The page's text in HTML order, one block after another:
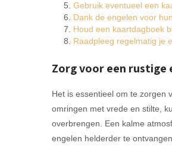
Gebruik eventueel een
Dank de engelen voor
Houd een kaartdagboek
Raadpleeg regelmatig je
Zorg voor een rustige
Het is essentieel om te zorgen
omringen met vrede en stilte,
overbrengen. Een kalme
engelen helderder te